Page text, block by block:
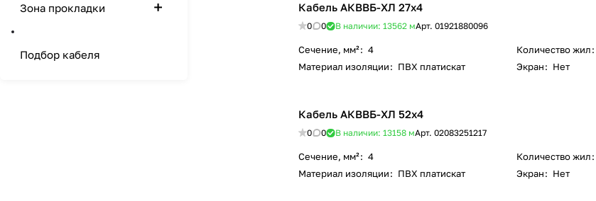
Кабель АКВВБ-ХЛ 27х4
0 0 В наличии: 13562 мАрт. 01921880096
Сечение, мм²: 4 Количество жил:
Материал изоляции: ПВХ платискат Экран: Нет
Кабель АКВВБ-ХЛ 52х4
0 0 В наличии: 13158 мАрт. 02083251217
Сечение, мм²: 4 Количество жил:
Материал изоляции: ПВХ платискат Экран: Нет
Зона прокладки
Подбор кабеля